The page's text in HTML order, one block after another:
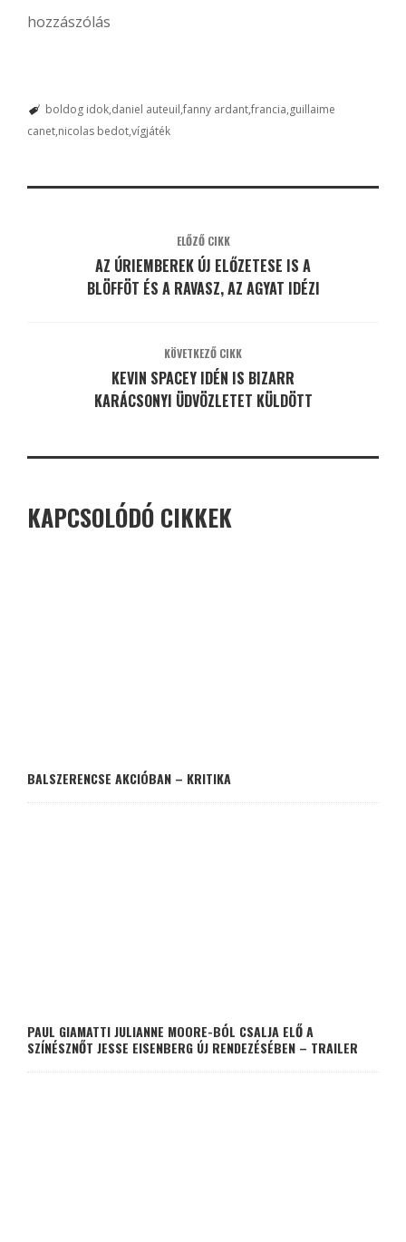
hozzászólás
boldog idok daniel auteuil fanny ardantfrancia guillaime
canet nicolas bedotvígjáték
ELŐZŐ CIKK
AZ ÚRIEMBEREK ÚJ ELŐZETESE IS A
BLÖFFÖT ÉS A RAVASZ, AZ AGYAT IDÉZI
KÖVETKEZŐ CIKK
KEVIN SPACEY IDÉN IS BIZARR
KARÁCSONYI ÜDVÖZLETET KÜLDÖTT
KAPCSOLÓDÓ CIKKEK
BALSZERENCSE AKCIÓBAN – KRITIKA
PAUL GIAMATTI JULIANNE MOORE-BÓL CSALJA ELŐ A
SZÍNÉSZNŐT JESSE EISENBERG ÚJ RENDEZÉSÉBEN – TRAILER